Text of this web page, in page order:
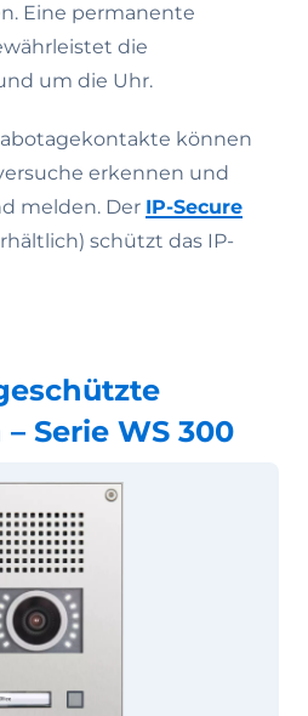
Eine permanente
die
um die Uhr.
können
erkennen und
melden. Der IP-Secure
schützt das IP-
Serie WS 300